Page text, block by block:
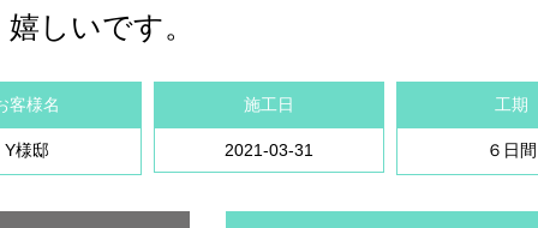
しいです。
客様名
Y様邸
施工日
2021-03-31
工期
６日間